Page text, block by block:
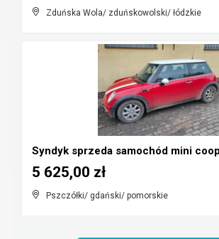
Zduńska Wola/ zduńskowolski/ łódzkie
Pszczółki/ gdański/ pomorskie
5 625,00 zł